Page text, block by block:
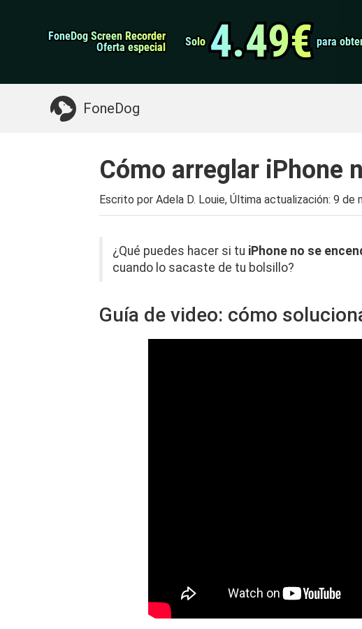
FoneDog Screen Recorder
FoneDog Screen Recorder
Oferta especial
Oferta especial Solo
Solo 4.49€
4.49€ para
para
FoneDog
Limpiador de iPhone
Algo que puede necesitar:
Cómo arreglar iPhone
Escrito por Adela D. Louie, Última actualización: 9 de
¿Qué puedes hacer si tu iPhone no se
cuando lo sacaste de tu bolsillo?
Guía de video: cómo